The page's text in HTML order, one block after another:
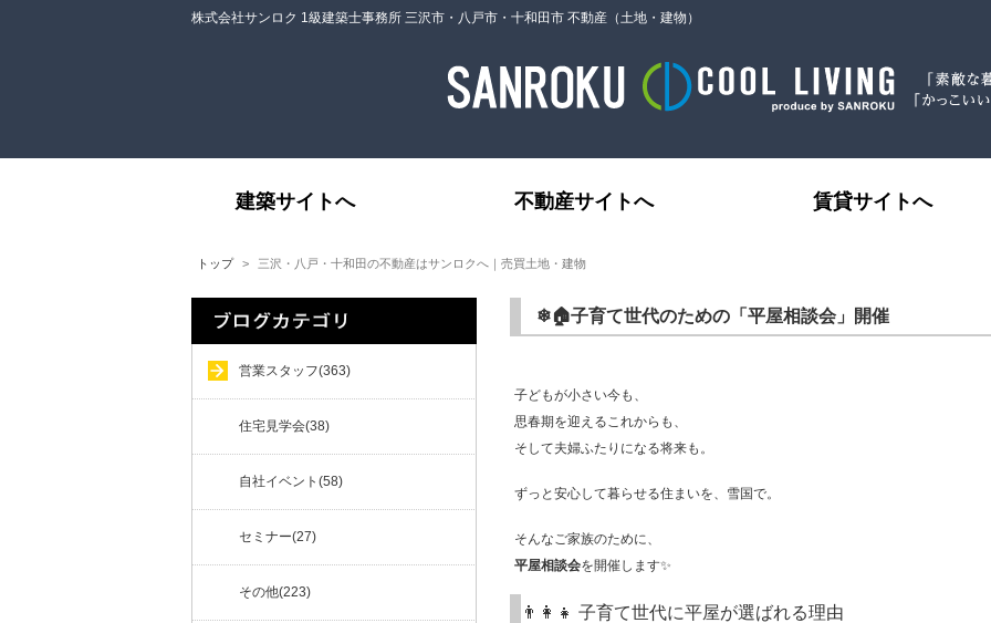
株式会社サンロク 1級建築士事務所 三沢市・八戸市・十和田市 不動産（土地・建物）
建築サイトへ 不動産サイトへ 賃貸サイトへ
トップ 三沢・八戸・十和田の不動産はサンロクへ｜売買土地・建物
❄🏠子育て世代のための「平屋相談会」開催
子どもが小さい今も、
思春期を迎えるこれからも、
そして夫婦ふたりになる将来も。
ずっと安心して暮らせる住まいを、雪国で。
そんなご家族のために、
平屋相談会を開催します✨
👨‍👩‍👧 子育て世代に平屋が選ばれる理由
営業スタッフ(363)
住宅見学会(38)
自社イベント(58)
セミナー(27)
その他(223)